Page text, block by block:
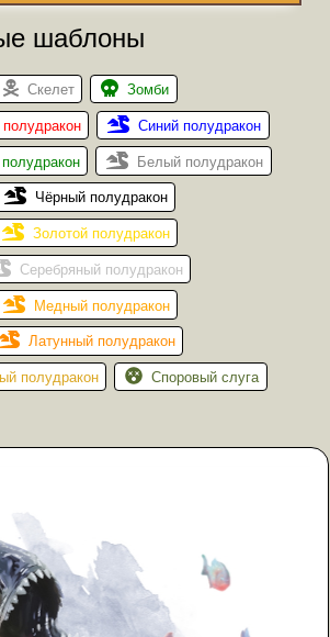
шаблоны
Скелет Зомби
Синий полудракон
Белый полудракон
Чёрный полудракон
Золотой полудракон
Серебряный полудракон
Медный полудракон
Латунный полудракон
полудракон Споровый слуга